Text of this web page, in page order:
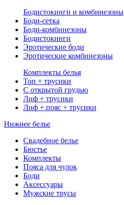
Бодистокинги и комбинезоны
Боди-сетка
Боди-комбинезоны
Бодистокинги
Эротические боди
Эротические комбинезоны
Комплекты белья
Топ + трусики
С открытой грудью
Лиф + трусики
Лиф + пояс + трусики
Нижнее белье
Свадебное белье
Бюстье
Комплекты
Пояса для чулок
Боди
Аксессуары
Мужские трусы